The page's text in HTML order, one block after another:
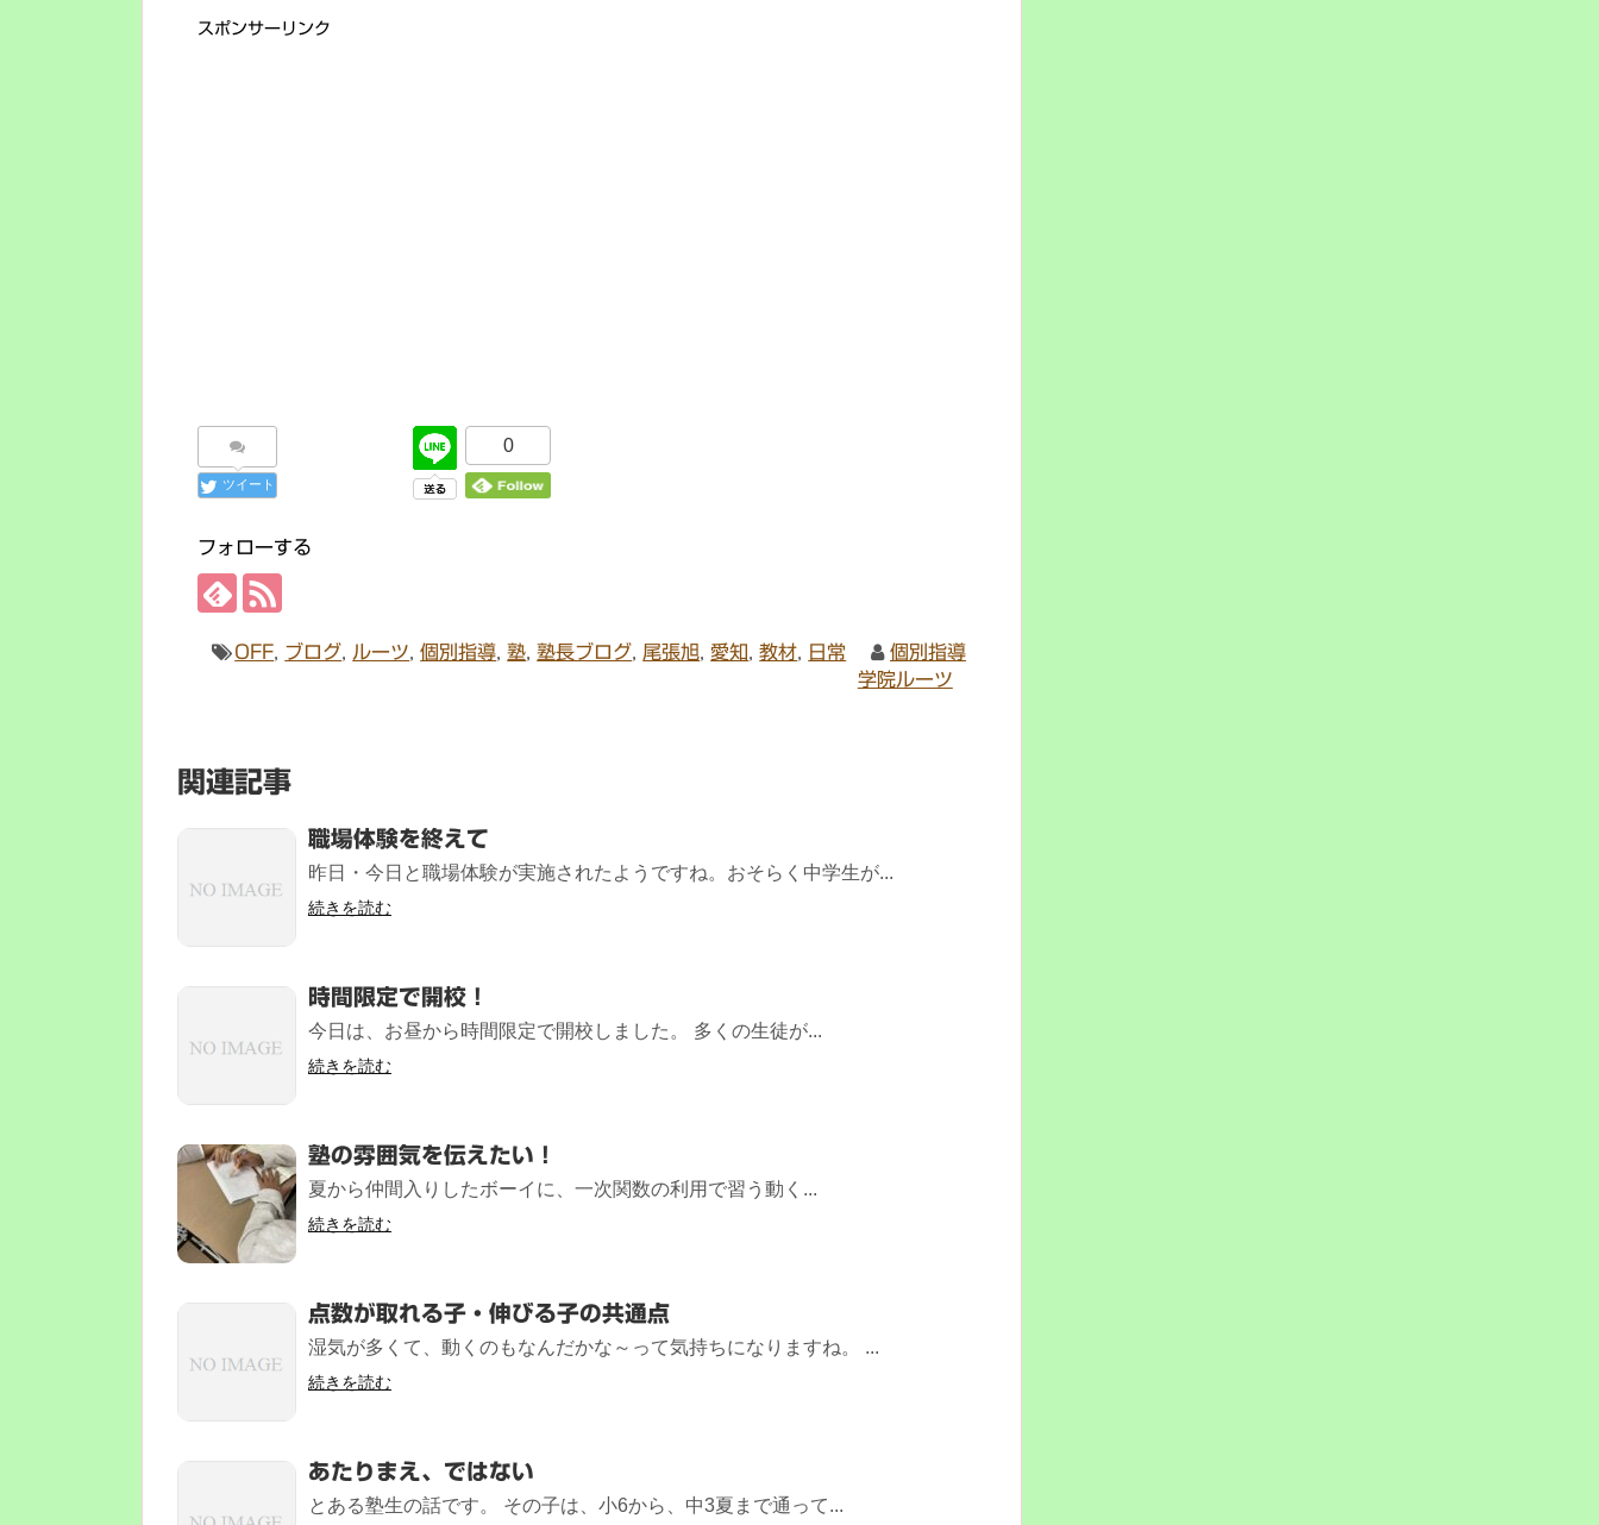
スポンサーリンク
ツイート
0
フォローする
OFF ブログ ルーツ ,個別指導 ,塾 ,塾長ブログ 尾張旭 愛知 ,教材 日常
個別指導
学院ルーツ
関連記事
職場体験を終えて
昨日・今日と職場体験が実施されたようですね。おそらく中学生が...
続きを読む
時間限定で開校！
今日は、お昼から時間限定で開校しました。 多くの生徒が...
続きを読む
塾の雰囲気を伝えたい！
夏から仲間入りしたボーイに、一次関数の利用で習う動く...
続きを読む
点数が取れる子・伸びる子の共通点
湿気が多くて、動くのもなんだかな～って気持ちになりますね。 ...
続きを読む
あたりまえ、ではない
とある塾生の話です。 その子は、小6から、中3夏まで通って...